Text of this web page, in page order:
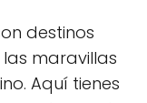
destinos
maravillas
Aquí tienes